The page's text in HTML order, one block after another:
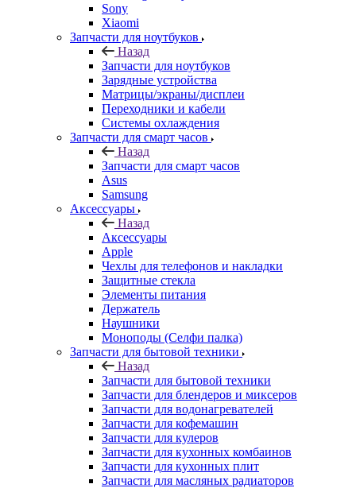
Sony
Xiaomi
Запчасти для ноутбуков
Назад
Запчасти для ноутбуков
Зарядные устройства
Матрицы/экраны/дисплеи
Переходники и кабели
Системы охлаждения
Запчасти для смарт часов
Назад
Запчасти для смарт часов
Asus
Samsung
Аксессуары
Назад
Аксессуары
Apple
Чехлы для телефонов и накладки
Защитные стекла
Элементы питания
Держатель
Наушники
Моноподы (Селфи палка)
Запчасти для бытовой техники
Назад
Запчасти для бытовой техники
Запчасти для блендеров и миксеров
Запчасти для водонагревателей
Запчасти для кофемашин
Запчасти для кулеров
Запчасти для кухонных комбаинов
Запчасти для кухонных плит
Запчасти для масляных радиаторов